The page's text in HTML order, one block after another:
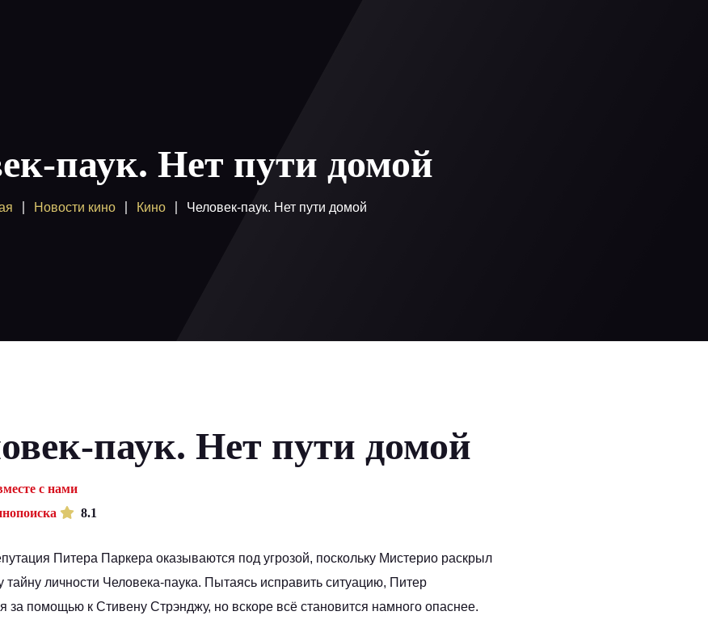
паук. Нет пути домой
Новости кино Кино Человек-паук. Нет пути домой
паук. Нет пути домой
с нами
8.1
Питера Паркера оказываются под угрозой, поскольку Мистерио раскрыл
тайну личности Человека-паука. Пытаясь исправить ситуацию, Питер
за помощью к Стивену Стрэнджу, но вскоре всё становится намного опаснее.